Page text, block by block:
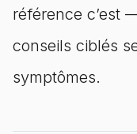
référence c’est
conseils ciblés
symptômes.